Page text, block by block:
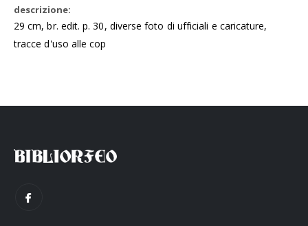
29 cm, br. edit. p. 30, diverse foto di ufficiali e caricature,
tracce d'uso alle cop